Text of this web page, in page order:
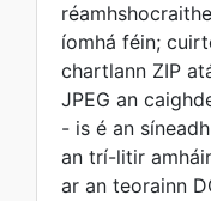
íomhá féin;
chartlann ZIP
JPEG an
- is é an
an trí-litir
ar an teorainn